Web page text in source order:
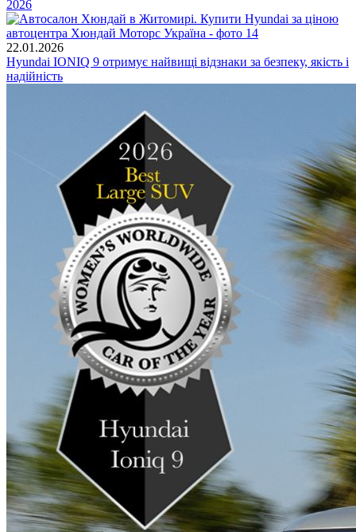
2026
22.01.2026
Hyundai IONIQ 9 отримує найвищі відзнаки за безпеку, якість і
надійність